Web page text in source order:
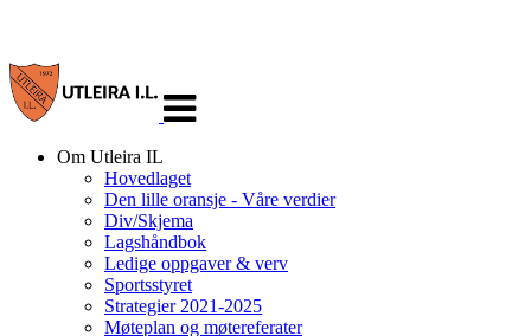
navigasjon
Om Utleira IL
Hovedlaget
Den lille oransje - Våre verdier
Div/Skjema
Lagshåndbok
Ledige oppgaver & verv
Sportsstyret
Strategier 2021-2025
Møteplan og møtereferater